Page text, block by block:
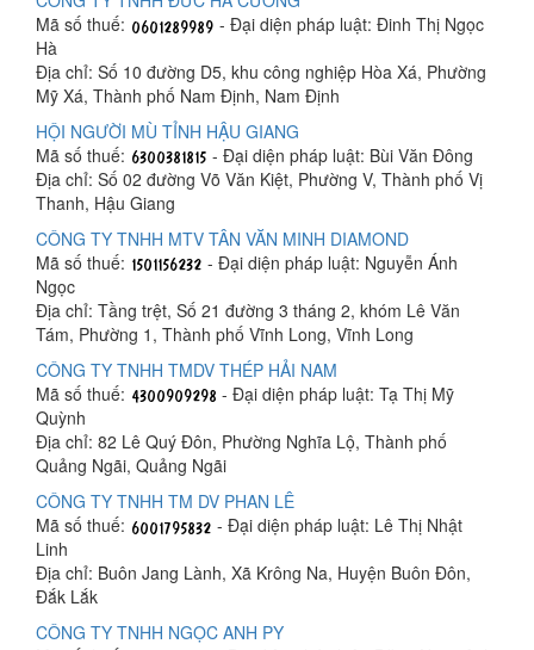
Mã số thuế:
- Đại diện pháp luật: Đinh Thị Ngọc
Hà
Địa chỉ: Số 10 đường D5, khu công nghiệp Hòa Xá, Phường
Mỹ Xá, Thành phố Nam Định, Nam Định
HỘI NGƯỜI MÙ TỈNH HẬU GIANG
Mã số thuế:
- Đại diện pháp luật: Bùi Văn Đông
Địa chỉ: Số 02 đường Võ Văn Kiệt, Phường V, Thành phố Vị
Thanh, Hậu Giang
CÔNG TY TNHH MTV TÂN VĂN MINH DIAMOND
Mã số thuế:
- Đại diện pháp luật: Nguyễn Ánh
Ngọc
Địa chỉ: Tầng trệt, Số 21 đường 3 tháng 2, khóm Lê Văn
Tám, Phường 1, Thành phố Vĩnh Long, Vĩnh Long
CÔNG TY TNHH TMDV THÉP HẢI NAM
Mã số thuế:
- Đại diện pháp luật: Tạ Thị Mỹ
Quỳnh
Địa chỉ: 82 Lê Quý Đôn, Phường Nghĩa Lộ, Thành phố
Quảng Ngãi, Quảng Ngãi
CÔNG TY TNHH TM DV PHAN LÊ
Mã số thuế:
- Đại diện pháp luật: Lê Thị Nhật
Linh
Địa chỉ: Buôn Jang Lành, Xã Krông Na, Huyện Buôn Đôn,
Đắk Lắk
CÔNG TY TNHH NGỌC ANH PY